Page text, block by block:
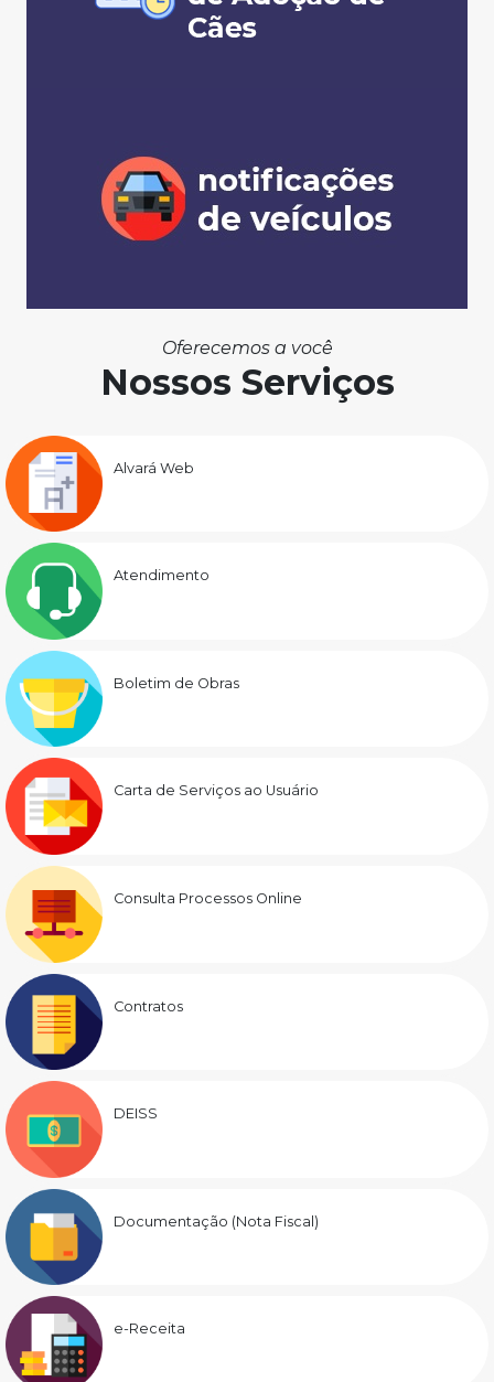
Oferecemos a você
Nossos Serviços
Alvará Web
Atendimento
Boletim de Obras
Carta de Serviços ao Usuário
Consulta Processos Online
Contratos
DEISS
Documentação (Nota Fiscal)
e-Receita